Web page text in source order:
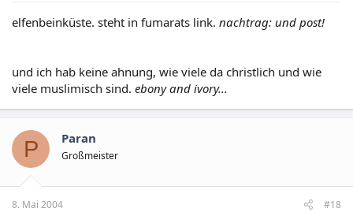
elfenbeinküste. steht in fumarats link. nachtrag: und post!
und ich hab keine ahnung, wie viele da christlich und wie
viele muslimisch sind. ebony and ivory...
P Paran
Großmeister
8. Mai 2004 #18